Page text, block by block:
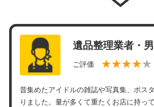
遺品整理業者・
ご評価 ★★★★
昔集めたアイドルの雑誌や写真集、ポス
りました。量が多くて重たくお店に持っ